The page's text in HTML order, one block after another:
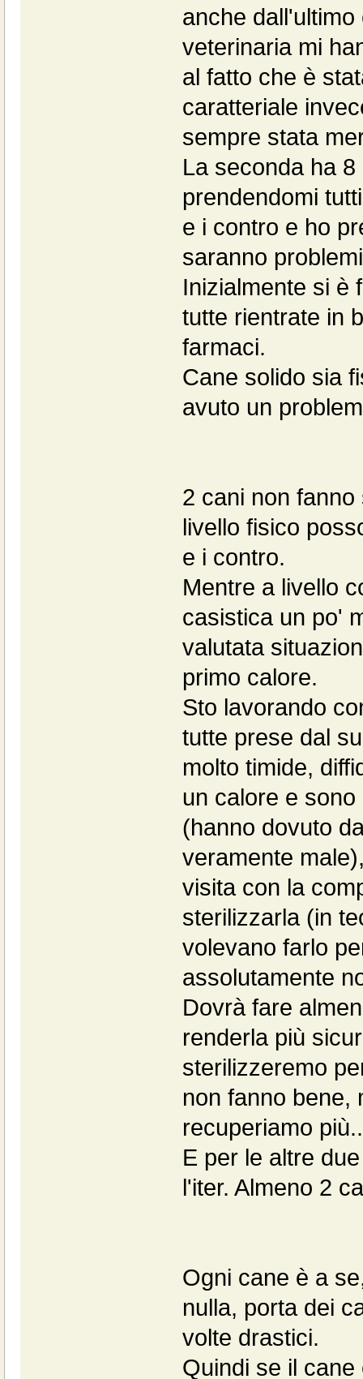
anche
veterinaria mi
al fatto che è
caratteriale
sempre stata
La seconda ha
prendendomi
e i contro e ho
saranno
Inizialmente si è
tutte rientrate in
farmaci.
Cane solido sia
avuto un
2 cani non
livello fisico
e i contro.
Mentre a livello
casistica un po'
valutata
primo calore.
Sto lavorando
tutte prese dal
molto timide,
un calore e
(hanno dovuto
veramente
visita con la
sterilizzarla (in
volevano farlo
assolutamente
Dovrà fare
renderla più
sterilizzeremo
non fanno bene,
recuperiamo
E per le altre
l'iter. Almeno 2
Ogni cane è a
nulla, porta dei
volte drastici.
Quindi se il